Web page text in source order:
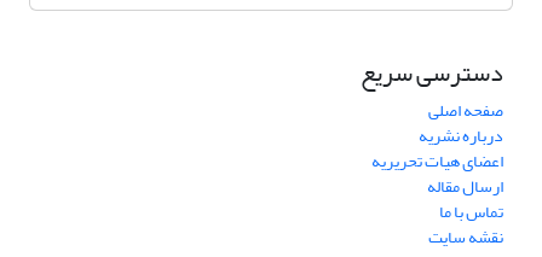
دسترسی سریع
صفحه اصلی
درباره نشریه
اعضای هیات تحریریه
ارسال مقاله
تماس با ما
نقشه سایت